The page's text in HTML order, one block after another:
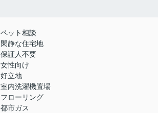
ペット相談
閑静な住宅地
保証人不要
女性向け
好立地
室内洗濯機置場
フローリング
都市ガス